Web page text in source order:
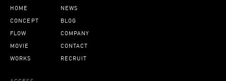
HOME
CONCEPT
FLOW
MOVIE
WORKS
NEWS
BLOG
COMPANY
CONTACT
RECRUIT